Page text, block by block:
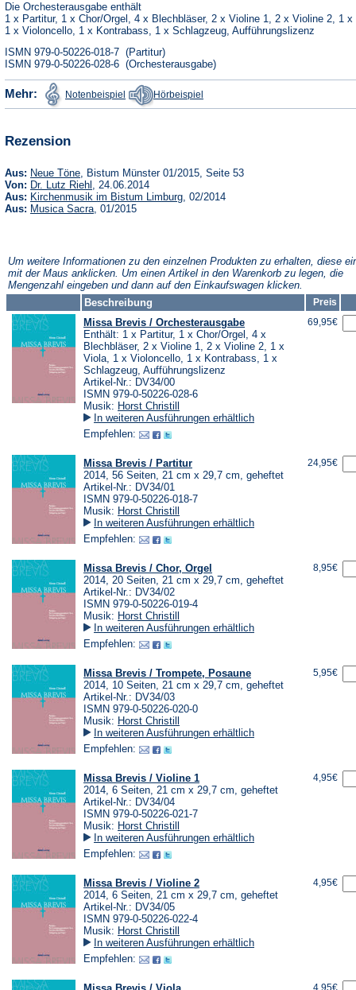
Die Orchesterausgabe enthält
1 x Partitur, 1 x Chor/Orgel, 4 x Blechbläser, 2 x Violine 1, 2 x Violine 2, 1 x
1 x Violoncello, 1 x Kontrabass, 1 x Schlagzeug, Aufführungslizenz
ISMN 979-0-50226-018-7 (Partitur)
ISMN 979-0-50226-028-6 (Orchesterausgabe)
Mehr: Notenbeispiel
(Öffnet
in
einem
Hörbeispiel in
einem
Rezension
Aus: Neue Töne(Öffnet
in
einem
neuen
Tab)
, Bistum Münster 01/2015, Seite 53
Von: Dr. Lutz Riehl
(Öffnet
in
einem
neuen
, 24.06.2014
Aus: Kirchenmusik im Bistum Limburg(Öffnet
, 02/2014
Aus: Musica Sacra(Öffnet
, 01/2015
Um weitere Informationen zu den einzelnen Produkten zu erhalten, diese
mit der Maus anklicken. Um einen Artikel in den Warenkorb zu legen, die
Mengenzahl eingeben und dann auf den Einkaufswagen klicken.
Beschreibung
Preis
Missa Brevis / Orchesterausgabe
Enthält: 1 x Partitur, 1 x Chor/Orgel, 4 x
Blechbläser, 2 x Violine 1, 2 x Violine 2, 1 x
Viola, 1 x Violoncello, 1 x Kontrabass, 1 x
Schlagzeug, Aufführungslizenz
Artikel-Nr.: DV34/00
ISMN 979-0-50226-028-6
Musik: Horst Christill
In weiteren Ausführungen erhältlich
Empfehlen:
69,95€
Missa Brevis / Partitur
2014, 56 Seiten, 21 cm x 29,7 cm, geheftet
Artikel-Nr.: DV34/01
ISMN 979-0-50226-018-7
Musik: Horst Christill
In weiteren Ausführungen erhältlich
Empfehlen:
24,95€
Missa Brevis / Chor, Orgel
2014, 20 Seiten, 21 cm x 29,7 cm, geheftet
Artikel-Nr.: DV34/02
ISMN 979-0-50226-019-4
Musik: Horst Christill
In weiteren Ausführungen erhältlich
Empfehlen:
8,95€
Missa Brevis / Trompete, Posaune
2014, 10 Seiten, 21 cm x 29,7 cm, geheftet
Artikel-Nr.: DV34/03
ISMN 979-0-50226-020-0
Musik: Horst Christill
In weiteren Ausführungen erhältlich
Empfehlen:
5,95€
Missa Brevis / Violine 1
2014, 6 Seiten, 21 cm x 29,7 cm, geheftet
Artikel-Nr.: DV34/04
ISMN 979-0-50226-021-7
Musik: Horst Christill
In weiteren Ausführungen erhältlich
Empfehlen:
4,95€
Missa Brevis / Violine 2
2014, 6 Seiten, 21 cm x 29,7 cm, geheftet
Artikel-Nr.: DV34/05
ISMN 979-0-50226-022-4
Musik: Horst Christill
In weiteren Ausführungen erhältlich
Empfehlen:
4,95€
4,95€